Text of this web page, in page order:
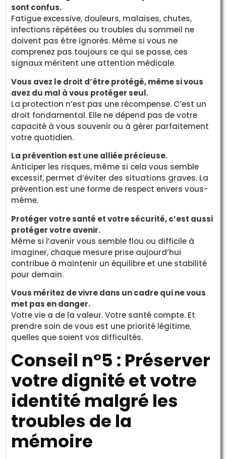
sont confus.
Fatigue excessive, douleurs, malaises, chutes,
infections répétées ou troubles du sommeil ne
doivent pas être ignorés. Même si vous ne
comprenez pas toujours ce qui se passe, ces
signaux méritent une attention médicale.
Vous avez le droit d’être protégé, même si vous
avez du mal à vous protéger seul.
La protection n’est pas une récompense. C’est un
droit fondamental. Elle ne dépend pas de votre
capacité à vous souvenir ou à gérer parfaitement
votre quotidien.
La prévention est une alliée précieuse.
Anticiper les risques, même si cela vous semble
excessif, permet d’éviter des situations graves. La
prévention est une forme de respect envers vous-
même.
Protéger votre santé et votre sécurité, c’est aussi
protéger votre avenir.
Même si l’avenir vous semble flou ou difficile à
imaginer, chaque mesure prise aujourd’hui
contribue à maintenir un équilibre et une stabilité
pour demain.
Vous méritez de vivre dans un cadre qui ne vous
met pas en danger.
Votre vie a de la valeur. Votre santé compte. Et
prendre soin de vous est une priorité légitime,
quelles que soient vos difficultés.
Conseil n°5 : Préserver
votre dignité et votre
identité malgré les
troubles de la
mémoire